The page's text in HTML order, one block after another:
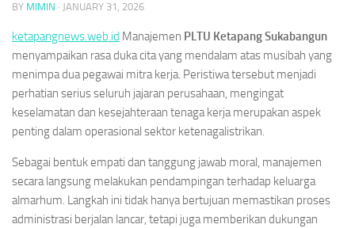
BY MIMIN · JANUARY 31, 2026
ketapangnews.web.id Manajemen PLTU Ketapang Sukabangun
menyampaikan rasa duka cita yang mendalam atas musibah yang
menimpa dua pegawai mitra kerja. Peristiwa tersebut menjadi
perhatian serius seluruh jajaran perusahaan, mengingat
keselamatan dan kesejahteraan tenaga kerja merupakan aspek
penting dalam operasional sektor ketenagalistrikan.
Sebagai bentuk empati dan tanggung jawab moral, manajemen
secara langsung melakukan pendampingan terhadap keluarga
almarhum. Langkah ini tidak hanya bertujuan memastikan proses
administrasi berjalan lancar, tetapi juga memberikan dukungan